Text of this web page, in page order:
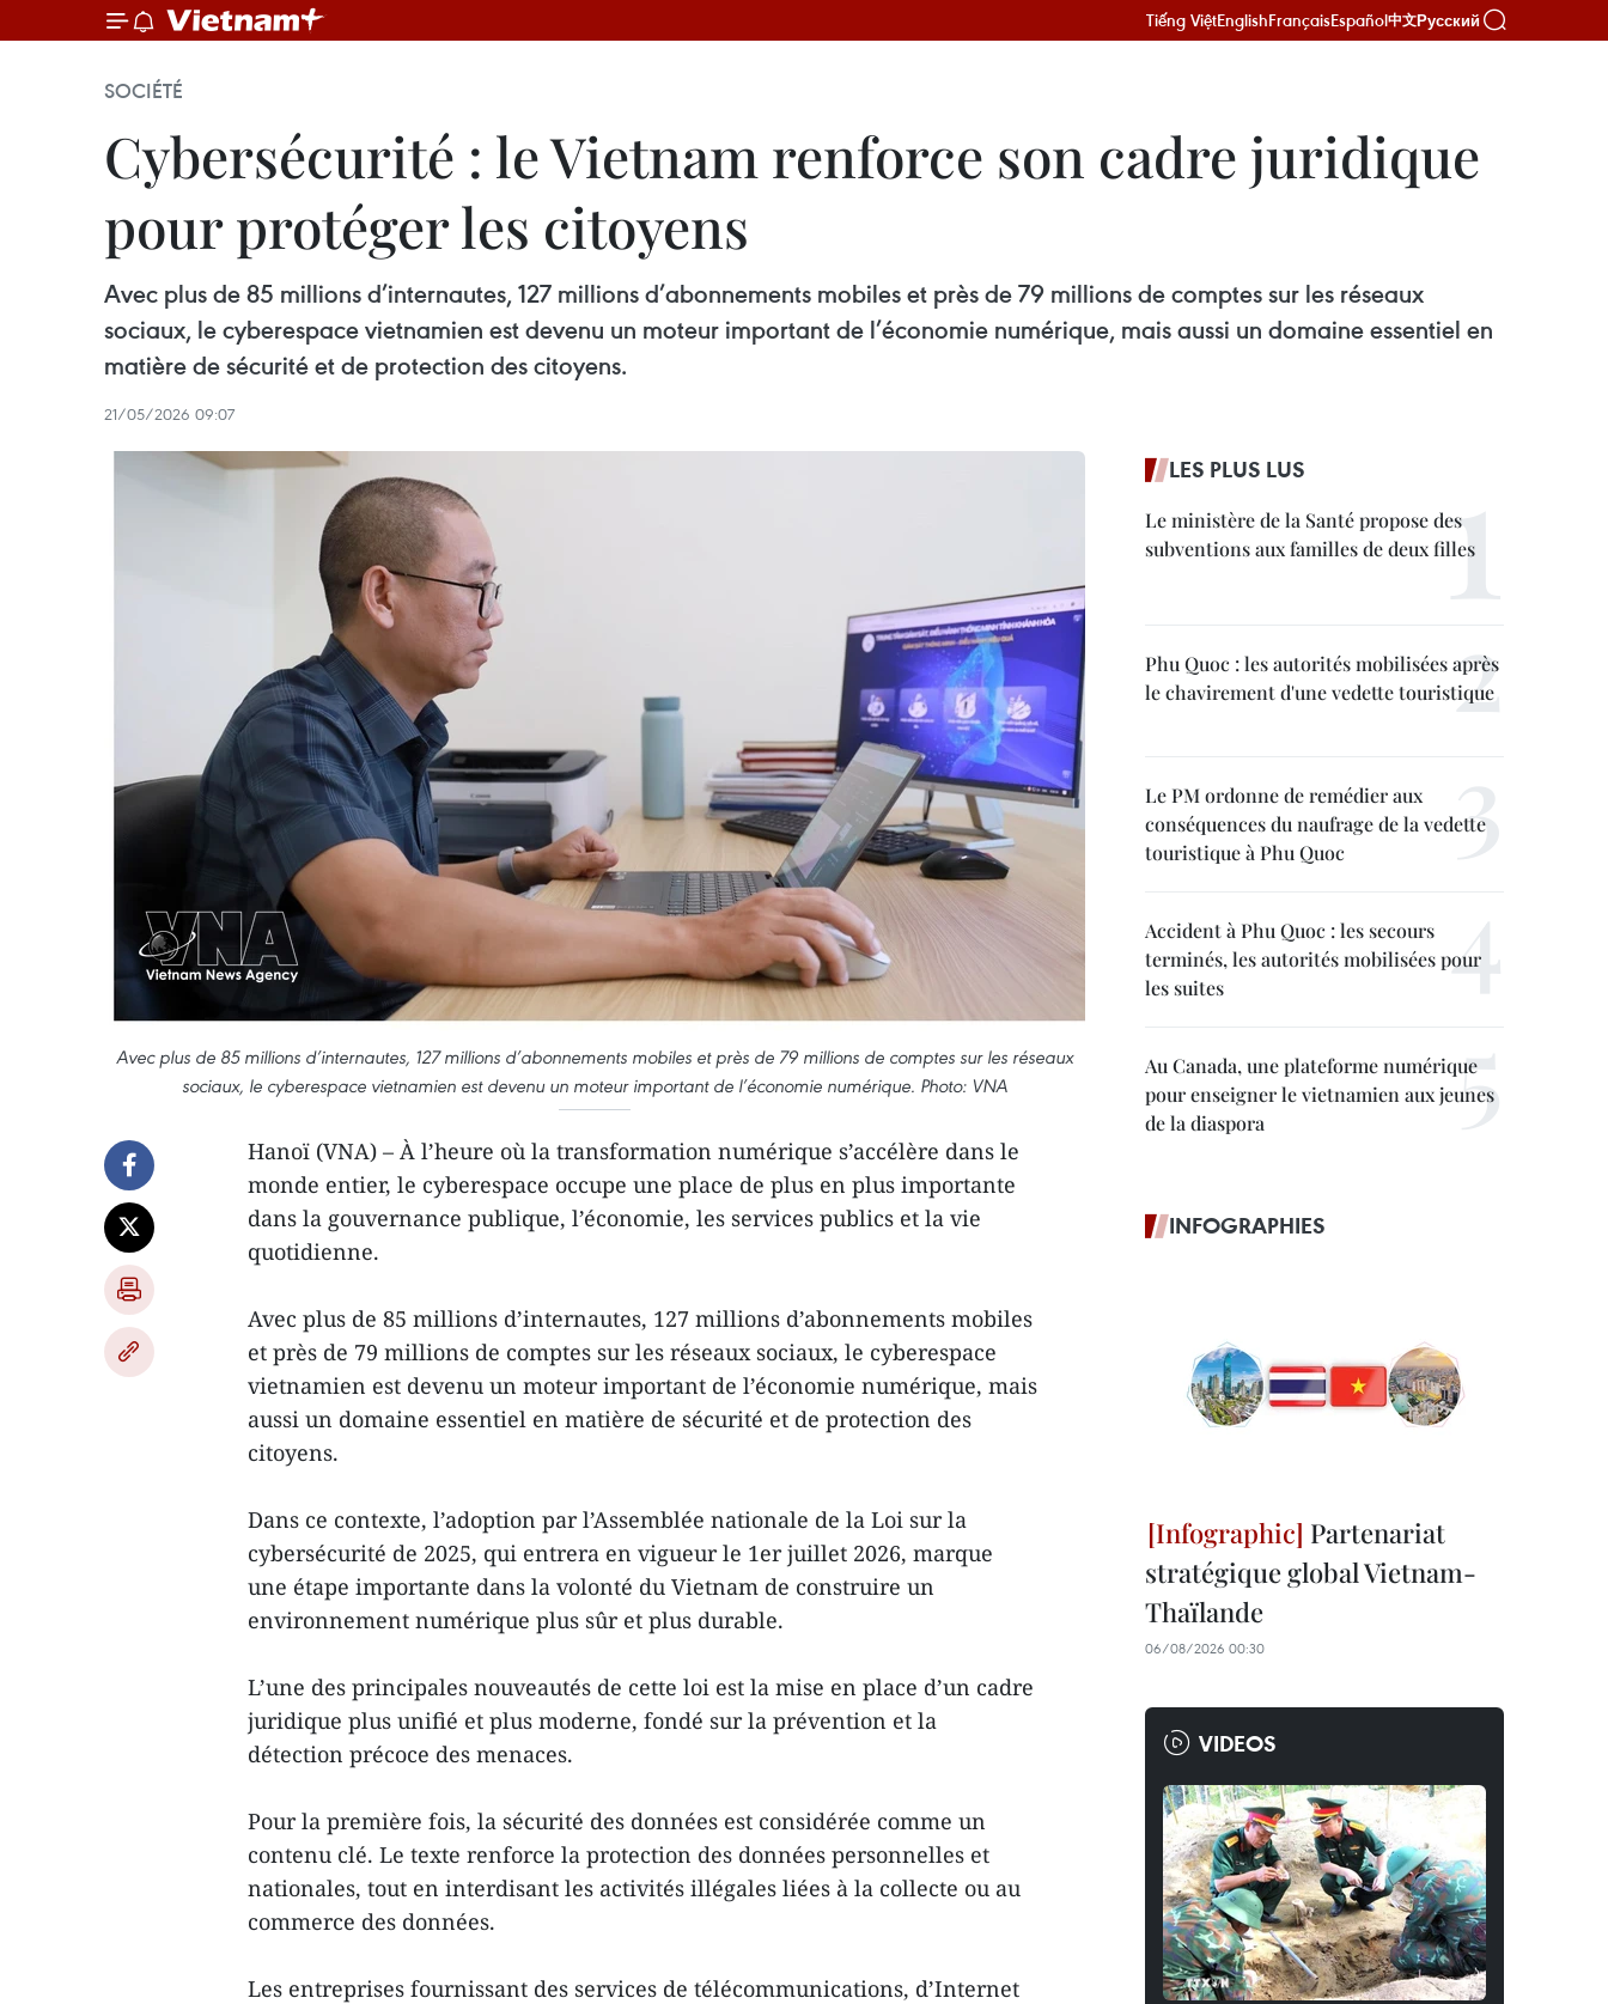
Tiếng ViệtEnglishFrançaisEspañol中文Русский
SOCIÉTÉ
Cybersécurité : le Vietnam renforce son cadre juridique
pour protéger les citoyens
Avec plus de 85 millions d’internautes, 127 millions d’abonnements mobiles et près de 79 millions de comptes sur les réseaux
sociaux, le cyberespace vietnamien est devenu un moteur important de l’économie numérique, mais aussi un domaine essentiel en
matière de sécurité et de protection des citoyens.
21/05/2026 09:07
Avec plus de 85 millions d’internautes, 127 millions d’abonnements mobiles et près de 79 millions de comptes sur les réseaux
sociaux, le cyberespace vietnamien est devenu un moteur important de l’économie numérique. Photo: VNA
Hanoï (VNA) – À l’heure où la transformation numérique s’accélère dans le
monde entier, le cyberespace occupe une place de plus en plus importante
dans la gouvernance publique, l’économie, les services publics et la vie
quotidienne.
Avec plus de 85 millions d’internautes, 127 millions d’abonnements mobiles
et près de 79 millions de comptes sur les réseaux sociaux, le cyberespace
vietnamien est devenu un moteur important de l’économie numérique, mais
aussi un domaine essentiel en matière de sécurité et de protection des
citoyens.
Dans ce contexte, l’adoption par l’Assemblée nationale de la Loi sur la
cybersécurité de 2025, qui entrera en vigueur le 1er juillet 2026, marque
une étape importante dans la volonté du Vietnam de construire un
environnement numérique plus sûr et plus durable.
L’une des principales nouveautés de cette loi est la mise en place d’un cadre
juridique plus unifié et plus moderne, fondé sur la prévention et la
détection précoce des menaces.
Pour la première fois, la sécurité des données est considérée comme un
contenu clé. Le texte renforce la protection des données personnelles et
nationales, tout en interdisant les activités illégales liées à la collecte ou au
commerce des données.
Les entreprises fournissant des services de télécommunications, d’Internet
LES PLUS LUS
Le ministère de la Santé propose des
subventions aux familles de deux filles
Phu Quoc : les autorités mobilisées après
le chavirement d'une vedette touristique
Le PM ordonne de remédier aux
conséquences du naufrage de la vedette
touristique à Phu Quoc
Accident à Phu Quoc : les secours
terminés, les autorités mobilisées pour
les suites
Au Canada, une plateforme numérique
pour enseigner le vietnamien aux jeunes
de la diaspora
INFOGRAPHIES
Partenariat
stratégique global Vietnam-
Thaïlande
06/08/2026 00:30
VIDEOS